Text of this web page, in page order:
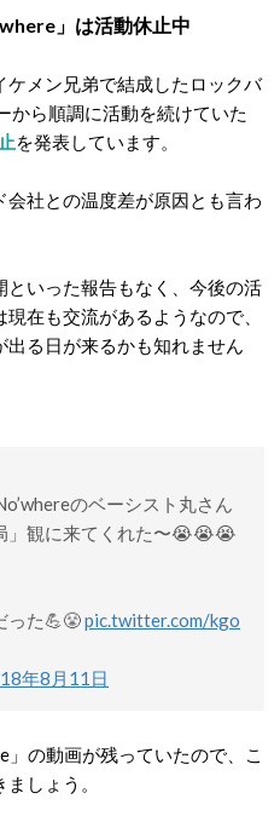
」は活動休止中
メン兄弟で結成したロックバ
から順調に活動を続けていた
を発表しています。
社との温度差が原因とも言わ
いった報告もなく、今後の活
在も交流があるようなので、
る日が来るかも知れません
のベーシスト丸さん
」観に来てくれた〜😭😭😭
った💪😤pic.twitter.com/kgo
年8月11日
」の動画が残っていたので、こ
しょう。